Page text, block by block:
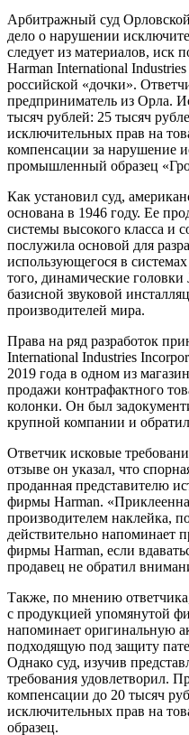
Арбитражный суд Орловской
дело о нарушении
следует из материалов, иск
Harman International
российской «дочки».
предприниматель из Орла.
тысяч рублей: 25 тысяч
исключительных прав на
компенсации за нарушение
промышленный образец
Как установил суд,
основана в 1946 году. Ее
системы высокого класса и
послужила основой для
использующегося в
того, динамические
базисной звуковой
производителей мира.
Права на ряд разработок
International Industries
2019 года в одном из
продажи контрафактного
колонки. Он был
крупной компании и
Ответчик исковые
отзыве он указал, что
проданная представителю
фирмы Harman.
производителем наклейка,
действительно напоминает
фирмы Harman, если
продавец не обратил
Также, по мнению
с продукцией упомянутой
напоминает оригинальную
подходящую под защиту
Однако суд, изучив
требования удовлетворил.
компенсации до 20 тысяч
исключительных прав на
образец.